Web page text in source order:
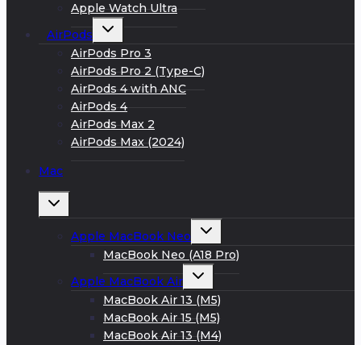
Apple Watch Ultra
AirPods
Развернуть
меню
AirPods Pro 3
AirPods Pro 2 (Type-C)
AirPods 4 with ANC
AirPods 4
AirPods Max 2
AirPods Max (2024)
Mac
Развернуть
Apple MacBook Neo
Развернуть
меню
MacBook Neo (A18 Pro)
Apple MacBook Air
Развернуть
меню
MacBook Air 13 (M5)
MacBook Air 15 (M5)
MacBook Air 13 (M4)